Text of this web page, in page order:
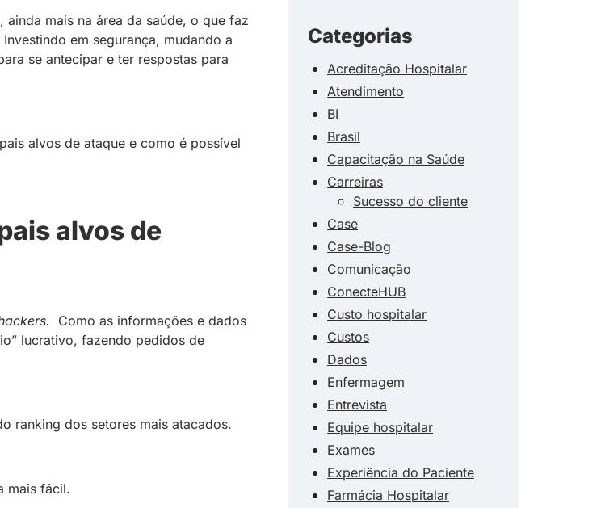
mais na área da saúde, o que faz
em segurança, mudando a
se antecipar e ter respostas para
alvos de ataque e como é possível
alvos de
Como as informações e dados
lucrativo, fazendo pedidos de
ranking dos setores mais atacados.
mais fácil.
Categorias
Acreditação Hospitalar
Atendimento
BI
Brasil
Capacitação na Saúde
Carreiras
Sucesso do cliente
Case
Case-Blog
Comunicação
ConecteHUB
Custo hospitalar
Custos
Dados
Enfermagem
Entrevista
Equipe hospitalar
Exames
Experiência do Paciente
Farmácia Hospitalar